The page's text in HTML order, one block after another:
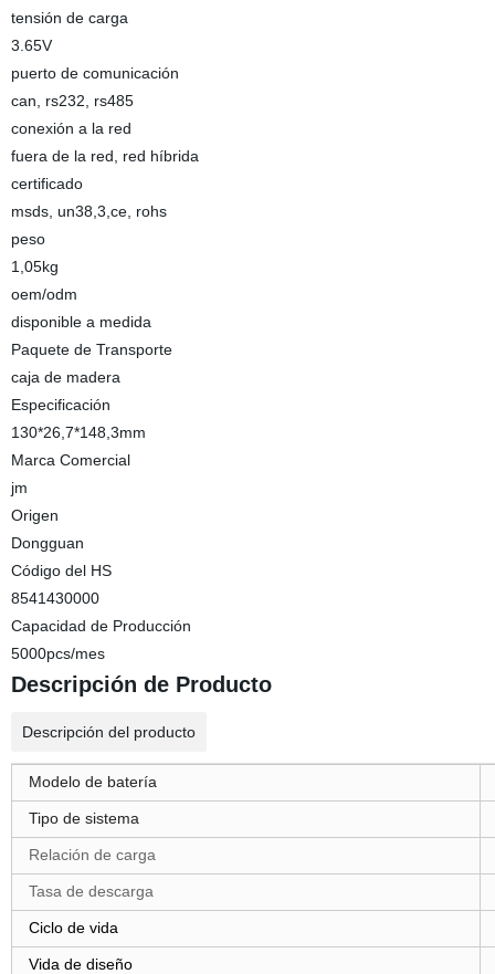
tensión de carga
3.65V
puerto de comunicación
can, rs232, rs485
conexión a la red
fuera de la red, red híbrida
certificado
msds, un38,3,ce, rohs
peso
1,05kg
oem/odm
disponible a medida
Paquete de Transporte
caja de madera
Especificación
130*26,7*148,3mm
Marca Comercial
jm
Origen
Dongguan
Código del HS
8541430000
Capacidad de Producción
5000pcs/mes
Descripción de Producto
Descripción del producto
Modelo de batería
Tipo de sistema
Relación de carga
Tasa de descarga
Ciclo de vida
Vida de diseño